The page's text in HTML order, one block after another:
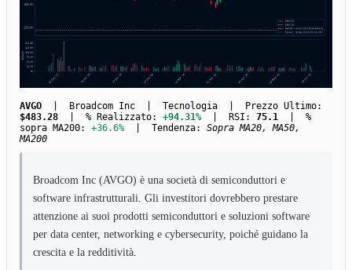
AVGO | Broadcom Inc | Tecnologia | Prezzo Ultimo:
$483.28 | % Realizzato: +94.31% | RSI: 75.1
| %
sopra MA200: +36.6% | Tendenza: Sopra MA20, MA50,
MA200
Broadcom Inc (AVGO) è una società di semiconduttori e
software infrastrutturali. Gli investitori dovrebbero prestare
attenzione ai suoi prodotti semiconduttori e soluzioni software
per data center, networking e cybersecurity, poiché guidano la
crescita e la redditività.